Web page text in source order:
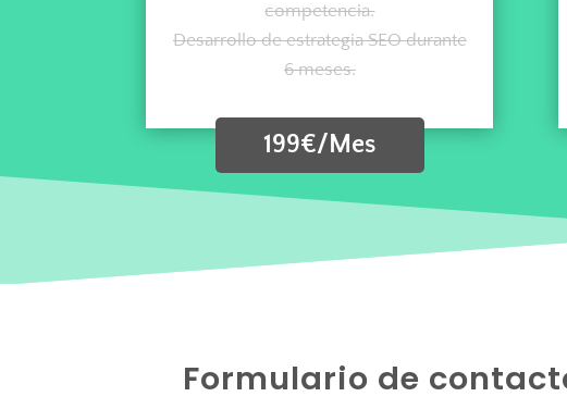
competencia.
Desarrollo de estrategia SEO durante
6 meses.
199€/Mes
Formulario de